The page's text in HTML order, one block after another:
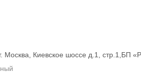
Москва, Киевское шоссе д.1, стр.1,БП